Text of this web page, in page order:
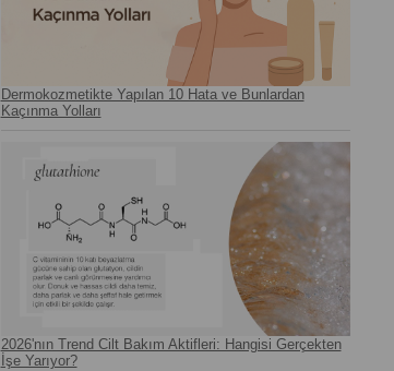
Dermokozmetikte Yapılan 10 Hata ve Bunlardan
Kaçınma Yolları
2026'nın Trend Cilt Bakım Aktifleri: Hangisi Gerçekten
İşe Yarıyor?